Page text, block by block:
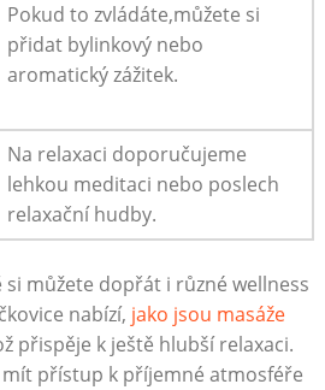
Pokud to zvládáte,můžete si
přidat bylinkový nebo
aromatický zážitek.
Na relaxaci doporučujeme
lehkou meditaci nebo poslech
relaxační hudby.
můžete dopřát i různé wellness
nabízí, jako jsou masáže
přispěje k ještě hlubší relaxaci.
přístup k příjemné atmosféře